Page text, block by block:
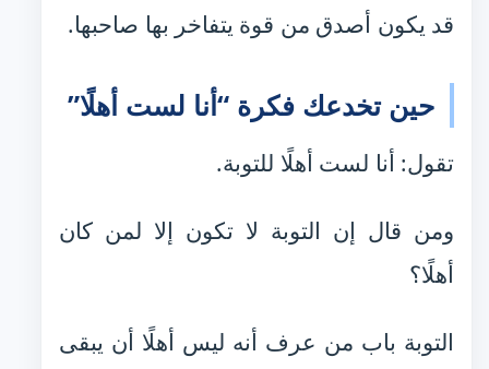
قد يكون أصدق من قوة يتفاخر بها صاحبها.
حين تخدعك فكرة “أنا لست أهلًا”
تقول: أنا لست أهلًا للتوبة.
ومن قال إن التوبة لا تكون إلا لمن كان
أهلًا؟
التوبة باب من عرف أنه ليس أهلًا أن يبقى